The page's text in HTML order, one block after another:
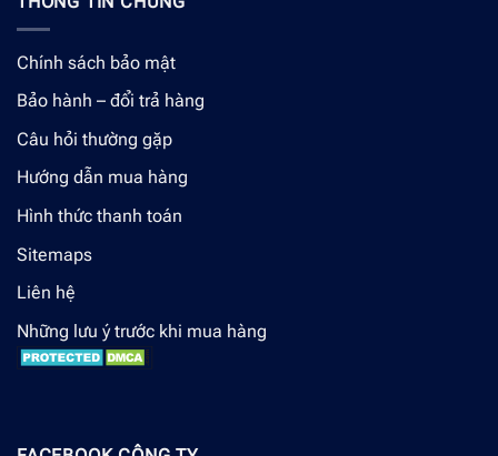
Chính sách bảo mật
Bảo hành – đổi trả hàng
Câu hỏi thường gặp
Hướng dẫn mua hàng
Hình thức thanh toán
Sitemaps
Liên hệ
Những lưu ý trước khi mua hàng